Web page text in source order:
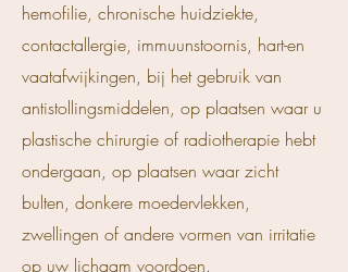
hemofilie, chronische huidziekte,
contactallergie, immuunstoornis, hart-en
vaatafwijkingen, bij het gebruik van
antistollingsmiddelen, op plaatsen waar u
plastische chirurgie of radiotherapie hebt
ondergaan, op plaatsen waar zicht
bulten, donkere moedervlekken,
zwellingen of andere vormen van irritatie
op uw lichaam voordoen.